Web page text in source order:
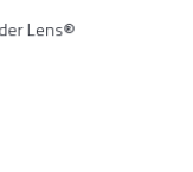
Lens®